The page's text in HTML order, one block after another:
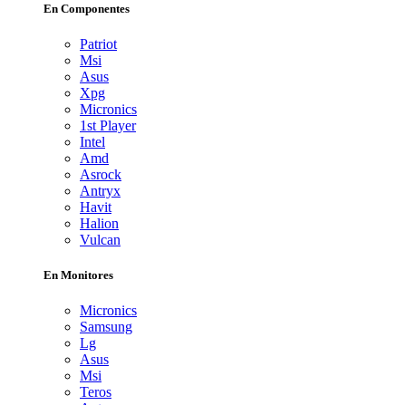
En Componentes
Patriot
Msi
Asus
Xpg
Micronics
1st Player
Intel
Amd
Asrock
Antryx
Havit
Halion
Vulcan
En Monitores
Micronics
Samsung
Lg
Asus
Msi
Teros